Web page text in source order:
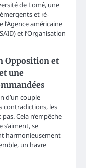
de Lomé, une
et ré-
l’Agence américaine
et l’Organisation
Opposition et
une
d’un couple
contradictions, les
Cela n’empêche
se
harmonieusement
un havre